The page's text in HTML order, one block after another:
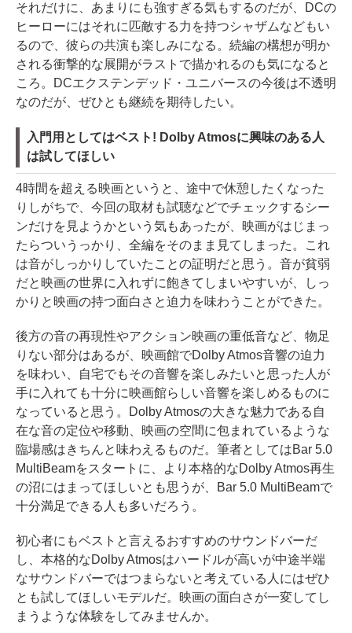
それだけに、あまりにも強すぎる気もするのだが、DCの
ヒーローにはそれに匹敵する力を持つシャザムなどもい
るので、彼らの共演も楽しみになる。続編の構想が明か
される衝撃的な展開がラストで描かれるのも気になると
ころ。DCエクステンデッド・ユニバースの今後は不透明
なのだが、ぜひとも継続を期待したい。
入門用としてはベスト! Dolby Atmosに興味のある人
は試してほしい
4時間を超える映画というと、途中で休憩したくなった
りしがちで、今回の取材も試聴などでチェックするシー
ンだけを見ようかという気もあったが、映画がはじまっ
たらついうっかり、全編をそのまま見てしまった。これ
は音がしっかりしていたことの証明だと思う。音が貧弱
だと映画の世界に入れずに飽きてしまいやすいが、しっ
かりと映画の持つ面白さと迫力を味わうことができた。
後方の音の再現性やアクション映画の重低音など、物足
りない部分はあるが、映画館でDolby Atmos音響の迫力
を味わい、自宅でもその音響を楽しみたいと思った人が
手に入れても十分に映画館らしい音響を楽しめるものに
なっていると思う。Dolby Atmosの大きな魅力である自
在な音の定位や移動、映画の空間に包まれているような
臨場感はきちんと味わえるものだ。筆者としてはBar 5.0
MultiBeamをスタートに、より本格的なDolby Atmos再生
の沼にはまってほしいとも思うが、Bar 5.0 MultiBeamで
十分満足できる人も多いだろう。
初心者にもベストと言えるおすすめのサウンドバーだ
し、本格的なDolby Atmosはハードルが高いが中途半端
なサウンドバーではつまらないと考えている人にはぜひ
とも試してほしいモデルだ。映画の面白さが一変してし
まうような体験をしてみませんか。